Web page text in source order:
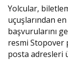
Yolcular,
uçuşlarından
başvurularını
resmi Stopover
posta adresleri